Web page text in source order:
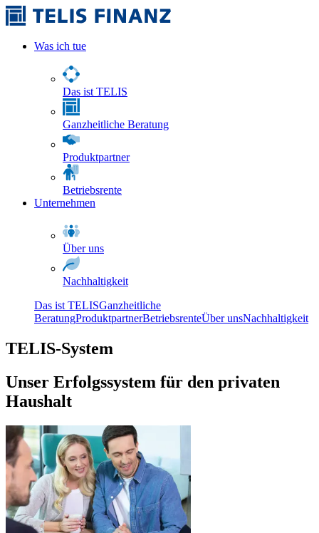
Was ich tue
Das ist TELIS
Ganzheitliche Beratung
Produktpartner
Betriebsrente
Unternehmen
Über uns
Nachhaltigkeit
Das ist TELISGanzheitliche
BeratungProduktpartnerBetriebsrenteÜber unsNachhaltigkeit
TELIS-System
Unser Erfolgssystem für den privaten
Haushalt